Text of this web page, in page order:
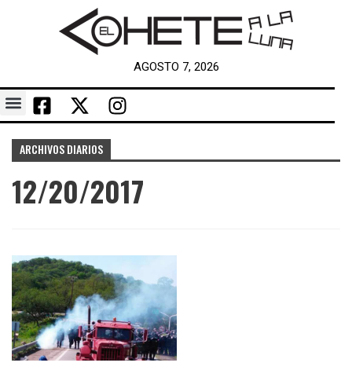
AGOSTO 7, 2026
ARCHIVOS DIARIOS
12/20/2017